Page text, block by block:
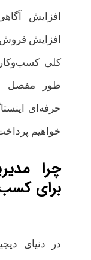
افزایش
افزایش
کلی کسب‌وکار
طور مفصل
حرفه‌ای
خواهیم
چرا
برای
در دنیای